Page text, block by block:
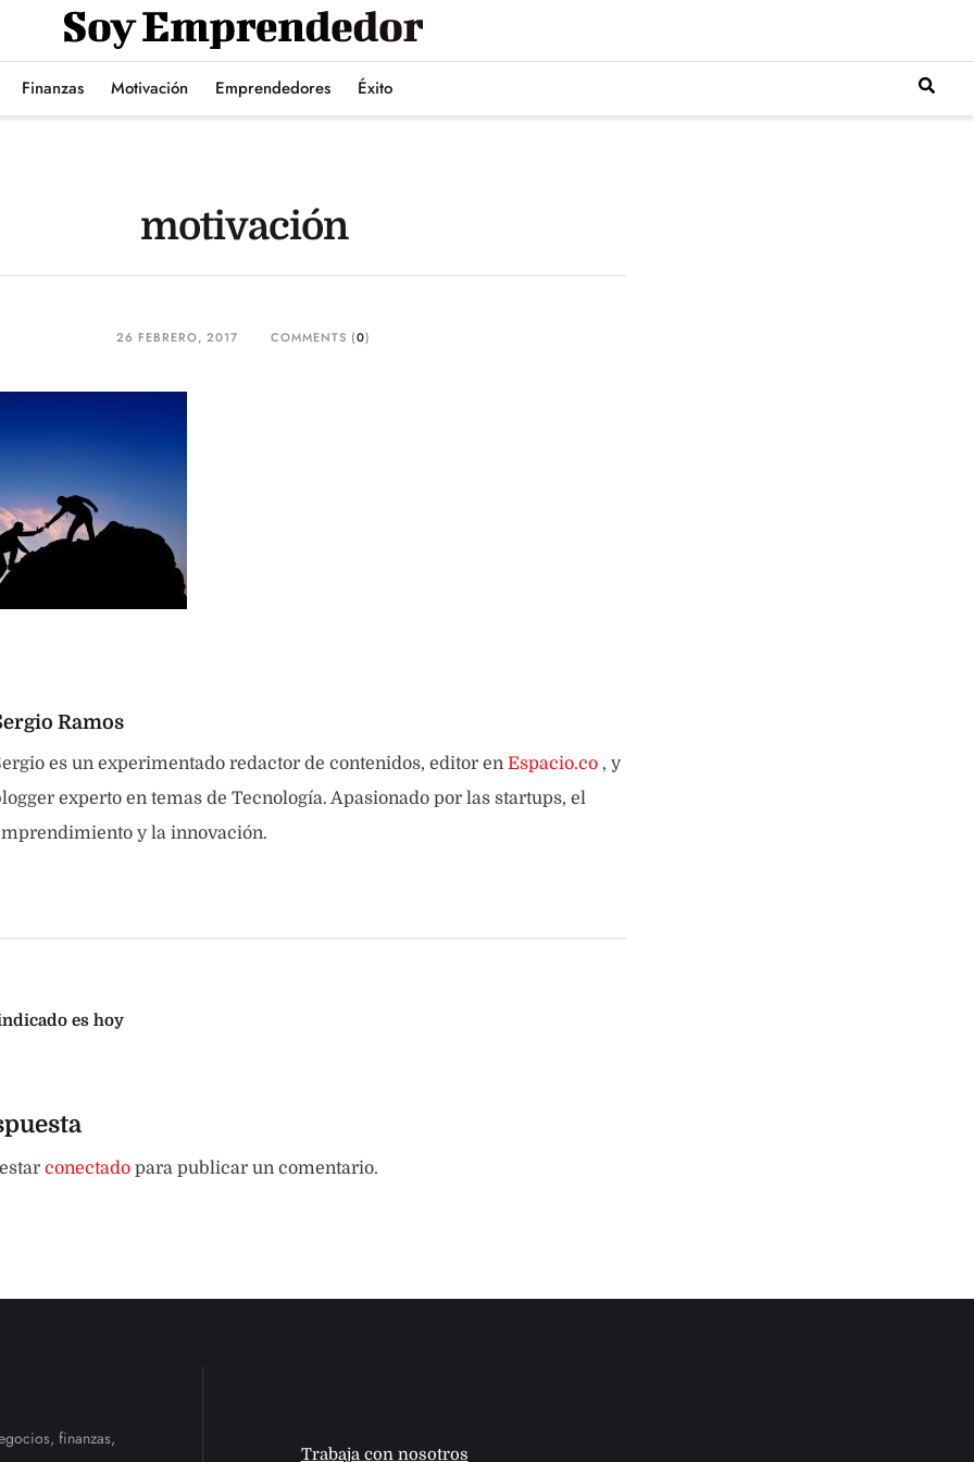
Finanzas Motivación Emprendedores Éxito
motivación
26 FEBRERO, 2017 COMMENTS (0)
Ramos
es un experimentado redactor de contenidos, editor en Espacio.co , y
experto en temas de Tecnología. Apasionado por las startups, el
y la innovación.
es hoy
conectado para publicar un comentario.
finanzas,
Trabaja con nosotros